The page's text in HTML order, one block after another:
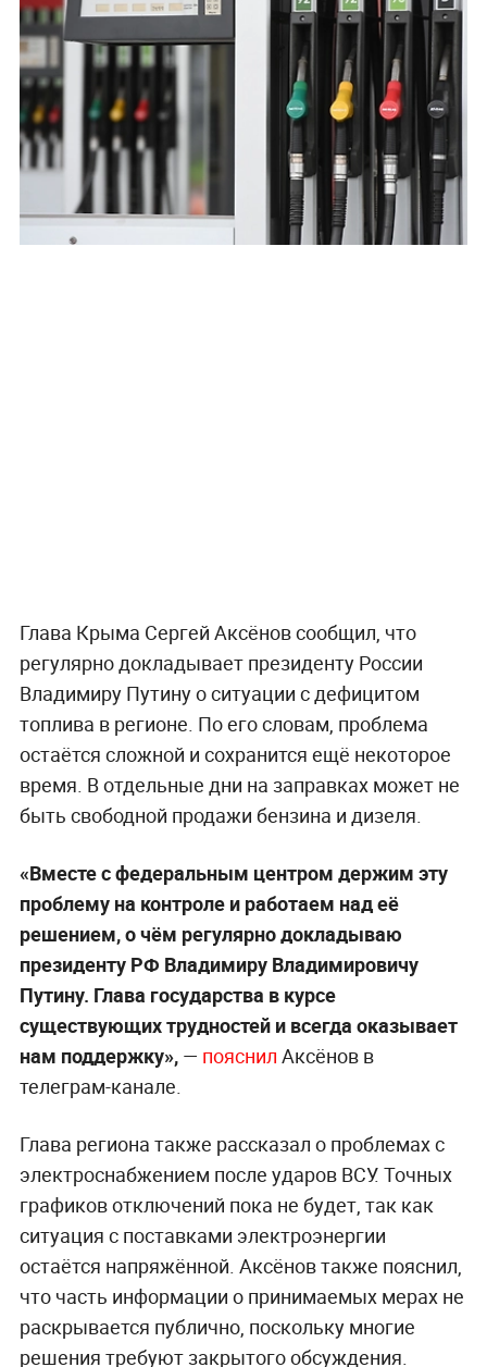
Глава Крыма Сергей Аксёнов сообщил, что
регулярно докладывает президенту России
Владимиру Путину о ситуации с дефицитом
топлива в регионе. По его словам, проблема
остаётся сложной и сохранится ещё некоторое
время. В отдельные дни на заправках может не
быть свободной продажи бензина и дизеля.
«Вместе с федеральным центром держим эту
проблему на контроле и работаем над её
решением, о чём регулярно докладываю
президенту РФ Владимиру Владимировичу
Путину. Глава государства в курсе
существующих трудностей и всегда оказывает
нам поддержку», — пояснил Аксёнов в
телеграм-канале.
Глава региона также рассказал о проблемах с
электроснабжением после ударов ВСУ. Точных
графиков отключений пока не будет, так как
ситуация с поставками электроэнергии
остаётся напряжённой. Аксёнов также пояснил,
что часть информации о принимаемых мерах не
раскрывается публично, поскольку многие
решения требуют закрытого обсуждения.